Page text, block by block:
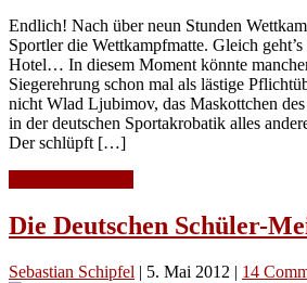
Endlich! Nach über neun Stunden
Sportler die Wettkampfmatte. Gleich
Hotel… In diesem Moment könnte
Siegerehrung schon mal als lästige
nicht Wlad Ljubimov, das Maskottchen
in der deutschen Sportakrobatik alles
Der schlüpft […]
Die Deutschen Schüler-
Sebastian Schipfel | 5. Mai 2012 | 14